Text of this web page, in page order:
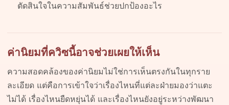
ตัดสินใจในความสัมพันธ์ช่วยปกป้องอะไร
ค่านิยมที่ควิซนี้อาจช่วยเผยให้เห็น
ความสอดคล้องของค่านิยมไม่ใช่การเห็นตรงกันในทุกราย
ละเอียด แต่คือการเข้าใจว่าเรื่องไหนที่แต่ละฝ่ายมองว่าแตะ
ไม่ได้ เรื่องไหนยืดหยุ่นได้ และเรื่องไหนยังอยู่ระหว่างพัฒนา